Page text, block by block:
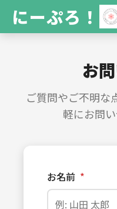
にーぷろ！
お
ご質問やご不明な
軽にお問
お名前 *